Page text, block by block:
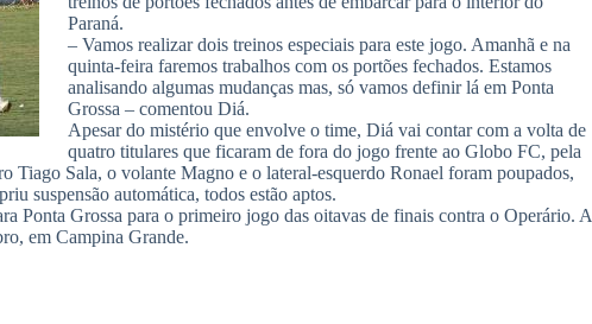
Paraná.
– Vamos realizar dois treinos especiais para este jogo. Amanhã e na
quinta-feira faremos trabalhos com os portões fechados. Estamos
analisando algumas mudanças mas, só vamos definir lá em Ponta
Grossa – comentou Diá.
Apesar do mistério que envolve o time, Diá vai contar com a volta de
quatro titulares que ficaram de fora do jogo frente ao Globo FC, pela
Tiago Sala, o volante Magno e o lateral-esquerdo Ronael foram poupados,
suspensão automática, todos estão aptos.
Ponta Grossa para o primeiro jogo das oitavas de finais contra o Operário. A
em Campina Grande.